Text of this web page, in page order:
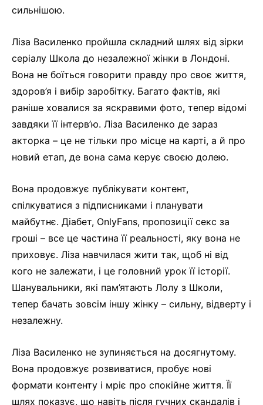
сильнішою.
Ліза Василенко пройшла складний шлях від зірки
серіалу Школа до незалежної жінки в Лондоні.
Вона не боїться говорити правду про своє життя,
здоров’я і вибір заробітку. Багато фактів, які
раніше ховалися за яскравими фото, тепер відомі
завдяки її інтерв’ю. Ліза Василенко де зараз
акторка – це не тільки про місце на карті, а й про
новий етап, де вона сама керує своєю долею.
Вона продовжує публікувати контент,
спілкуватися з підписниками і планувати
майбутнє. Діабет, OnlyFans, пропозиції секс за
гроші – все це частина її реальності, яку вона не
приховує. Ліза навчилася жити так, щоб ні від
кого не залежати, і це головний урок її історії.
Шанувальники, які пам’ятають Лолу з Школи,
тепер бачать зовсім іншу жінку – сильну, відверту і
незалежну.
Ліза Василенко не зупиняється на досягнутому.
Вона продовжує розвиватися, пробує нові
формати контенту і мріє про спокійне життя. Її
шлях показує, що навіть після гучних скандалів і